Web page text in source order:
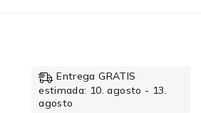
Entrega GRATIS
estimada: 10. agosto - 13.
agosto